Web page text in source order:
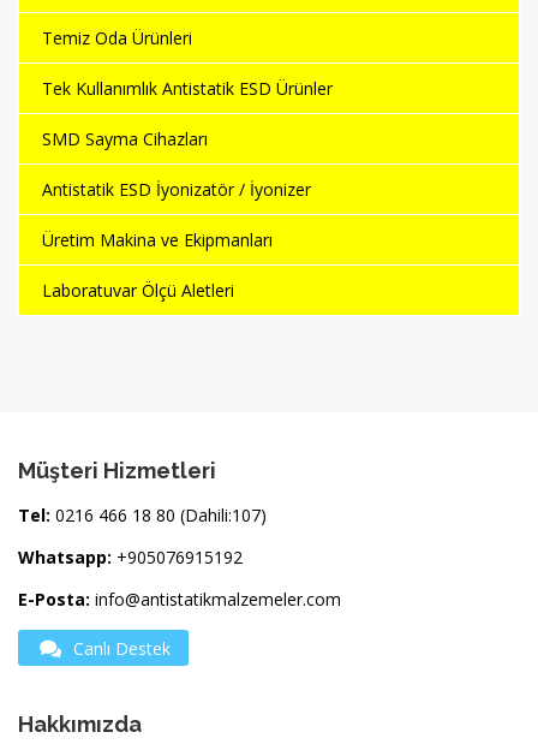
Temiz Oda Ürünleri
Tek Kullanımlık Antistatik ESD Ürünler
SMD Sayma Cihazları
Antistatik ESD İyonizatör / İyonizer
Üretim Makina ve Ekipmanları
Laboratuvar Ölçü Aletleri
Müşteri Hizmetleri
Tel: 0216 466 18 80 (Dahili:107)
Whatsapp: +905076915192
E-Posta: info@antistatikmalzemeler.com
Canlı Destek
Hakkımızda